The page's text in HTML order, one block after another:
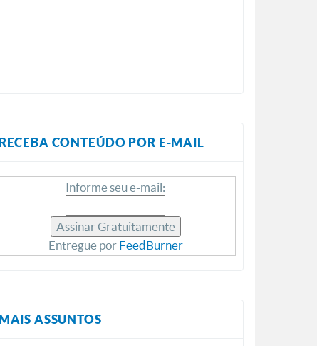
RECEBA CONTEÚDO POR E-MAIL
Informe seu e-mail:
Entregue porFeedBurner
MAIS ASSUNTOS